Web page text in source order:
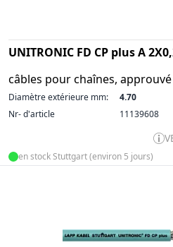
UNITRONIC FD CP plus A
câbles pour chaînes, approuvé
Diamètre extérieure mm:
4.70
Nr- d'article
11139608
en stock Stuttgart (environ 5 jours)